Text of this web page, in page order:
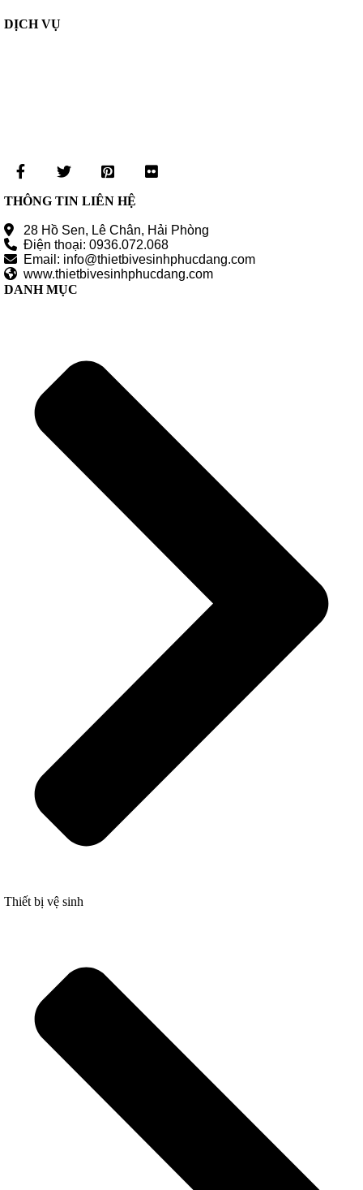
DỊCH VỤ
THÔNG TIN LIÊN HỆ
28 Hồ Sen, Lê Chân, Hải Phòng
Điện thoại: 0936.072.068
Email: info@thietbivesinhphucdang.com
www.thietbivesinhphucdang.com
DANH MỤC
Thiết bị vệ sinh